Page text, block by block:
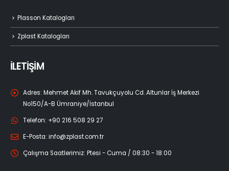
Plasson Katalogları
Zplast Katalogları
İLETİŞİM
Adres: Mehmet Akif Mh. Tavukçuyolu Cd. Altunlar İş Merkezi
No150/A-B Ümraniye/İstanbul
Telefon: +90 216 508 29 27
E-Posta: info@zplast.com.tr
Çalışma Saatlerimiz: Ptesi - Cuma / 08:30 - 18:00